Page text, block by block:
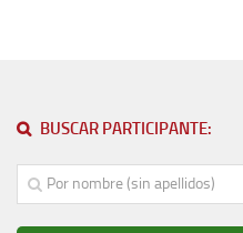
BUSCAR PARTICIPANTE: